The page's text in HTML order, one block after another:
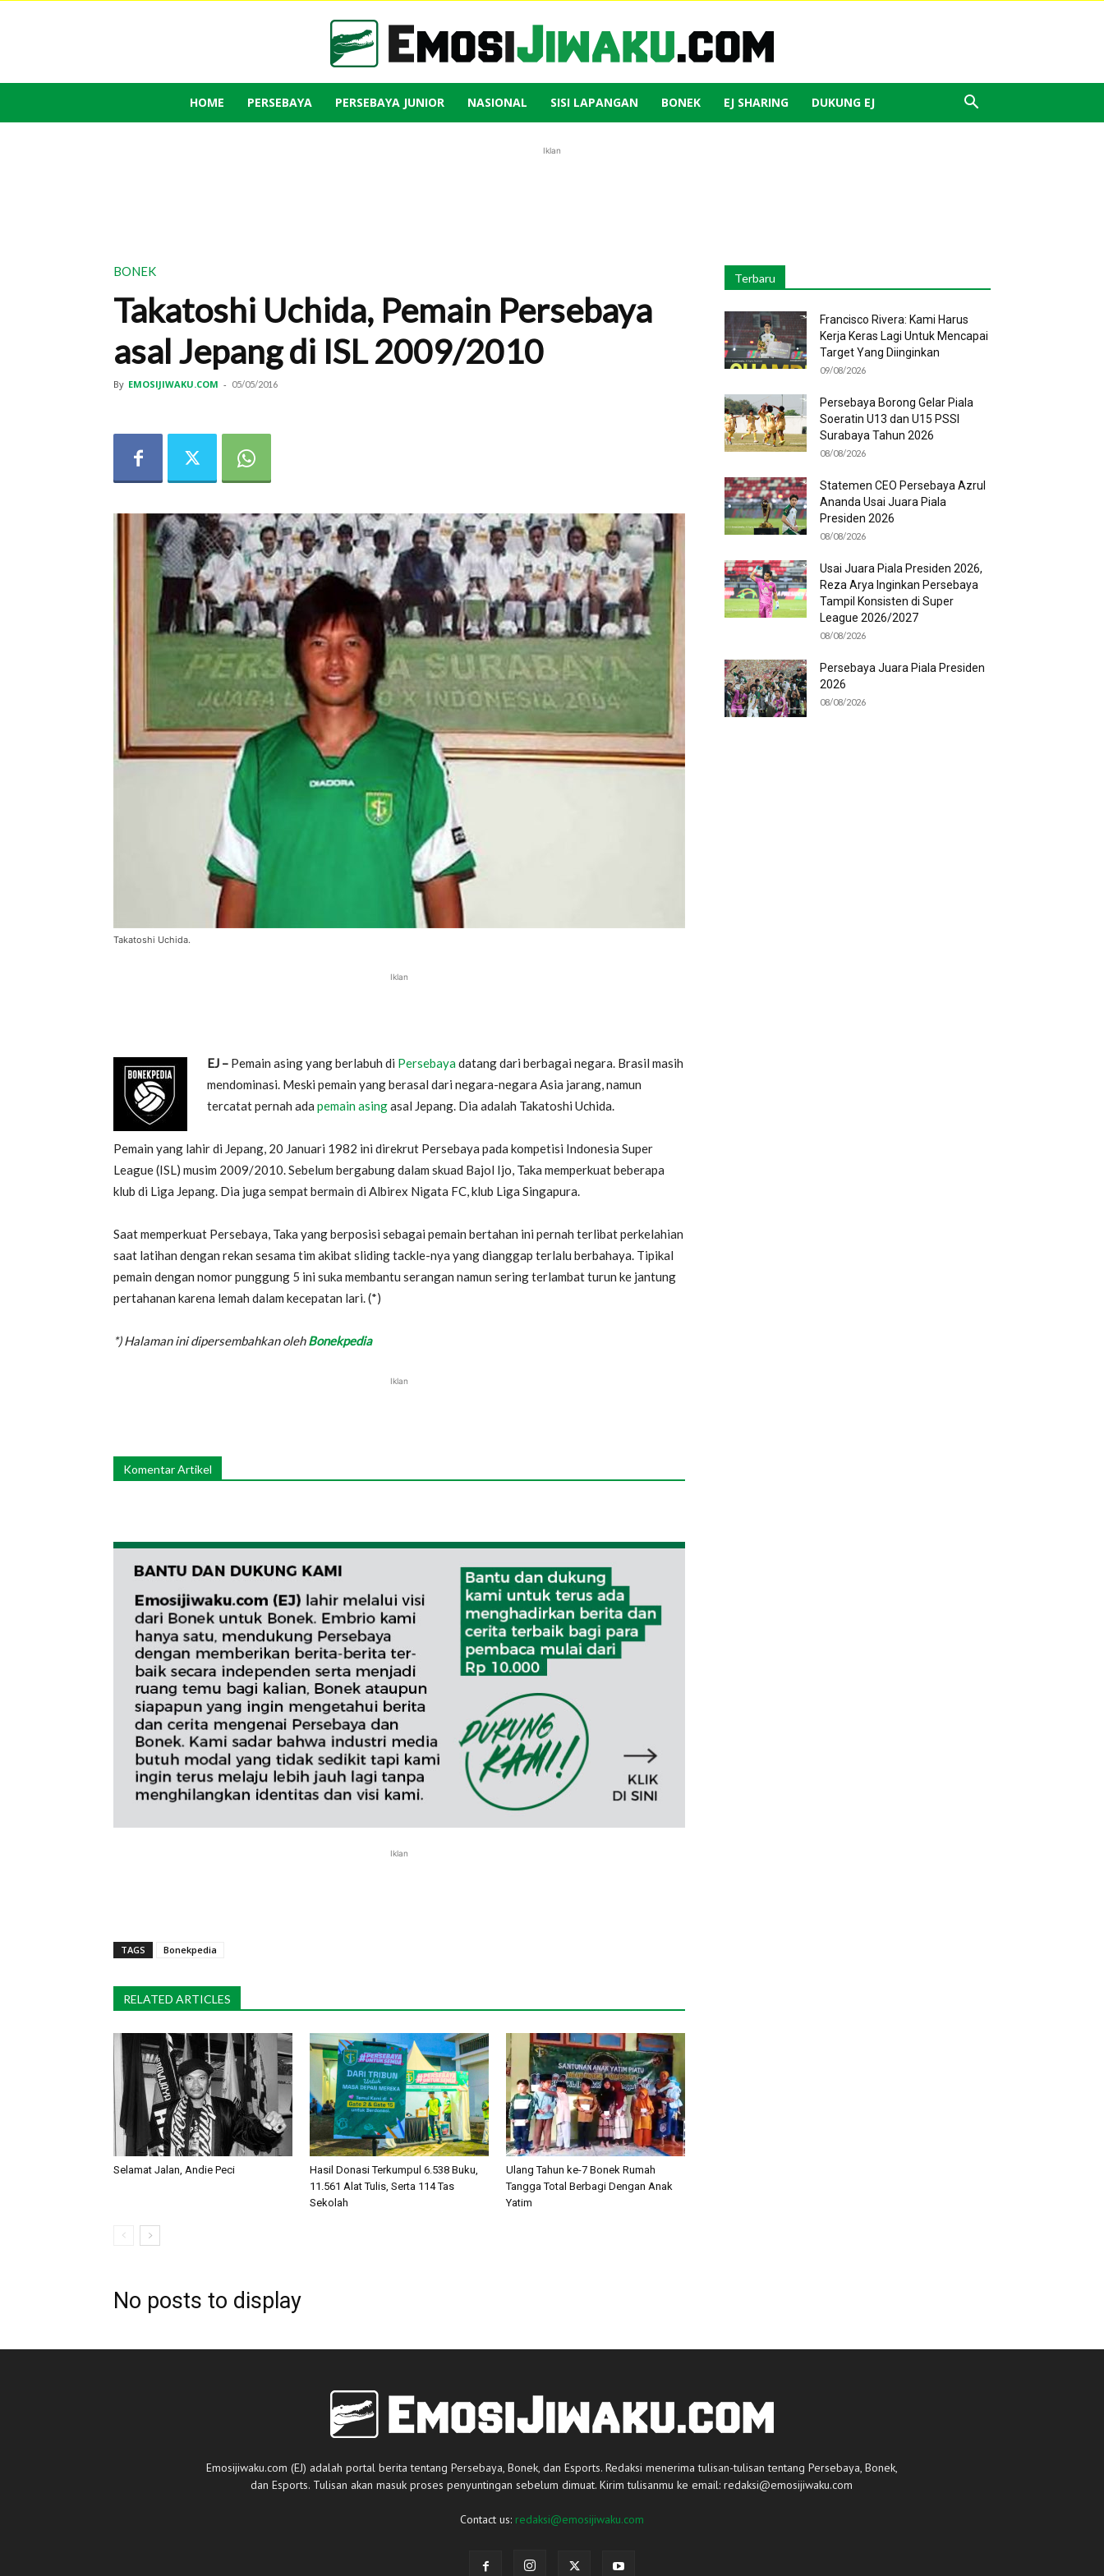
Emosi
HOME PERSEBAYA PERSEBAYA JUNIOR NASIONAL SISI LAPANGAN BONEK EJ SHARING DUKUNG EJ
Iklan
BONEK
Takatoshi Uchida, Pemain Persebaya
asal Jepang di ISL 2009/2010
By EMOSIJIWAKU.COM - 05/05/2016
Takatoshi Uchida.
Iklan
EJ – Pemain asing yang berlabuh di Persebayadatang dari berbagai negara. Brasil masih
mendominasi. Meski pemain yang berasal dari negara-negara Asia jarang, namun
tercatat pernah ada pemain asingasal Jepang. Dia adalah Takatoshi Uchida.
Pemain yang lahir di Jepang, 20 Januari 1982 ini direkrut Persebaya pada kompetisi Indonesia Super
League (ISL) musim 2009/2010. Sebelum bergabung dalam skuad Bajol Ijo, Taka memperkuat beberapa
klub di Liga Jepang. Dia juga sempat bermain di Albirex Nigata FC, klub Liga Singapura.
Saat memperkuat Persebaya, Taka yang berposisi sebagai pemain bertahan ini pernah terlibat perkelahian
saat latihan dengan rekan sesama tim akibat sliding tackle-nya yang dianggap terlalu berbahaya. Tipikal
pemain dengan nomor punggung 5 ini suka membantu serangan namun sering terlambat turun ke jantung
pertahanan karena lemah dalam kecepatan lari. (*)
*) Halaman ini dipersembahkan olehBonekpedia
Iklan
Komentar Artikel
Iklan
TAGS Bonekpedia
RELATED ARTICLES
Selamat Jalan, Andie Peci
Hasil Donasi Terkumpul 6.538 Buku,
11.561 Alat Tulis, Serta 114 Tas
Sekolah
Ulang Tahun ke-7 Bonek Rumah
Tangga Total Berbagi Dengan Anak
Yatim
No posts to display
Terbaru
Francisco Rivera: Kami Harus
Kerja Keras Lagi Untuk Mencapai
Target Yang Diinginkan
09/08/2026
Persebaya Borong Gelar Piala
Soeratin U13 dan U15 PSSI
Surabaya Tahun 2026
08/08/2026
Statemen CEO Persebaya Azrul
Ananda Usai Juara Piala
Presiden 2026
08/08/2026
Usai Juara Piala Presiden 2026,
Reza Arya Inginkan Persebaya
Tampil Konsisten di Super
League 2026/2027
08/08/2026
Persebaya Juara Piala Presiden
2026
08/08/2026
Emosijiwaku.com (EJ) adalah portal berita tentang Persebaya, Bonek, dan Esports. Redaksi menerima tulisan-tulisan tentang Persebaya, Bonek,
dan Esports. Tulisan akan masuk proses penyuntingan sebelum dimuat. Kirim tulisanmu ke email:redaksi@emosijiwaku.com
Contact us: redaksi@emosijiwaku.com